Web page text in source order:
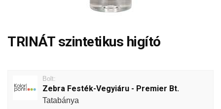
TRINÁT szintetikus higító
Bolt:
Zebra Festék-Vegyiáru - Premier Bt.
Tatabánya